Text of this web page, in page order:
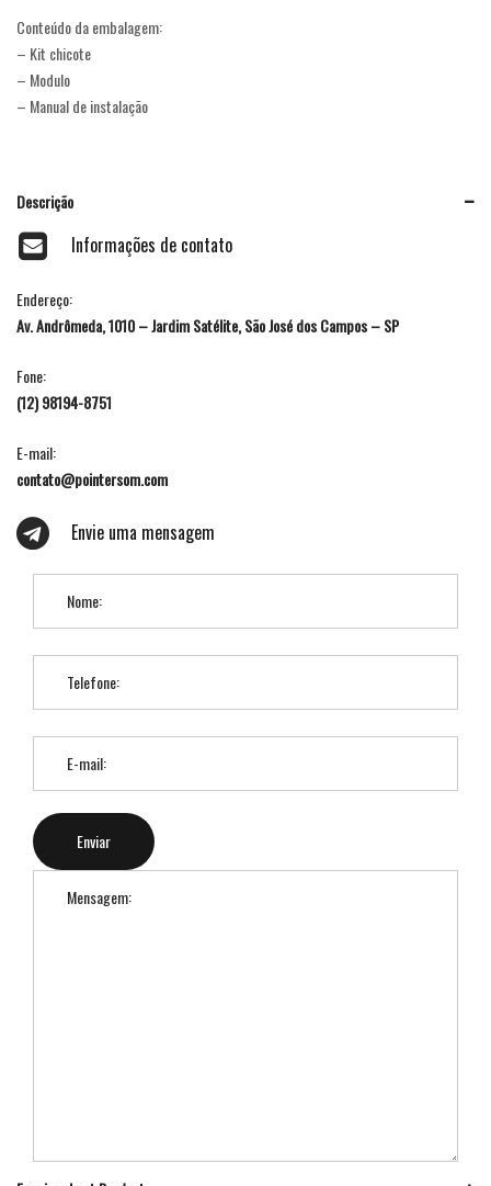
Conteúdo da embalagem:
– Kit chicote
– Modulo
– Manual de instalação
Descrição
Informações de contato
Endereço:
Av. Andrômeda, 1010 – Jardim Satélite, São José dos Campos – SP
Fone:
(12) 98194-8751
E-mail:
contato@pointersom.com
Envie uma mensagem